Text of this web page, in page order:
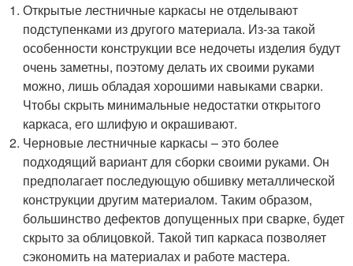
Открытые лестничные каркасы не отделывают
подступенками из другого материала. Из-за такой
особенности конструкции все недочеты изделия будут
очень заметны, поэтому делать их своими руками
можно, лишь обладая хорошими навыками сварки.
Чтобы скрыть минимальные недостатки открытого
каркаса, его шлифую и окрашивают.
Черновые лестничные каркасы – это более
подходящий вариант для сборки своими руками. Он
предполагает последующую обшивку металлической
конструкции другим материалом. Таким образом,
большинство дефектов допущенных при сварке, будет
скрыто за облицовкой. Такой тип каркаса позволяет
сэкономить на материалах и работе мастера.